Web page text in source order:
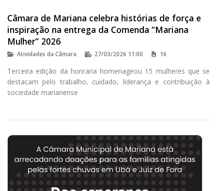
Câmara de Mariana celebra histórias de força e
inspiração na entrega da Comenda “Mariana
Mulher” 2026
Atividades da Câmara 27/03/2026 11:00 16
Terceira edição da honraria homenageou 15 mulheres que se
destacam pelo trabalho, cuidado, liderança e contribuição à
sociedade marianense